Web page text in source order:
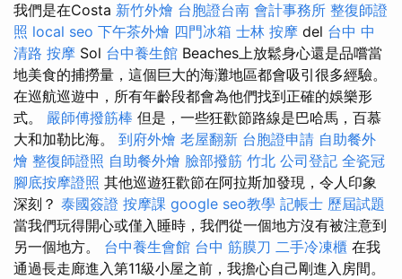
我們是在Costa 新竹外燴 台胞證台南 會計事務所 整復師證
照 local seo 下午茶外燴 四門冰箱 士林 按摩 del 台中 中
清路 按摩 Sol 台中養生館 Beaches上放鬆身心還是品嚐當
地美食的捕撈量，這個巨大的海灘地區都會吸引很多經驗。
在巡航巡遊中，所有年齡段都會為他們找到正確的娛樂形
式。 嚴師傅撥筋棒 但是，一些狂歡節路線是巴哈馬，百慕
大和加勒比海。 到府外燴 老屋翻新 台胞證申請 自助餐外
燴 整復師證照 自助餐外燴 臉部撥筋 竹北 公司登記 全瓷冠
腳底按摩證照 其他巡遊狂歡節在阿拉斯加發現，令人印象
深刻？ 泰國簽證 按摩課 google seo教學 記帳士 歷屆試題
當我們玩得開心或僅入睡時，我們從一個地方沒有被注意到
另一個地方。 台中養生會館 台中 筋膜刀 二手冷凍櫃 在我
通過長走廊進入第11級小屋之前，我擔心自己剛進入房間。